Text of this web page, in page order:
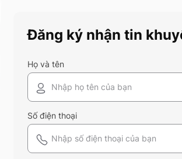
Đăng ký nhận tin
Họ và tên
Số điện thoại